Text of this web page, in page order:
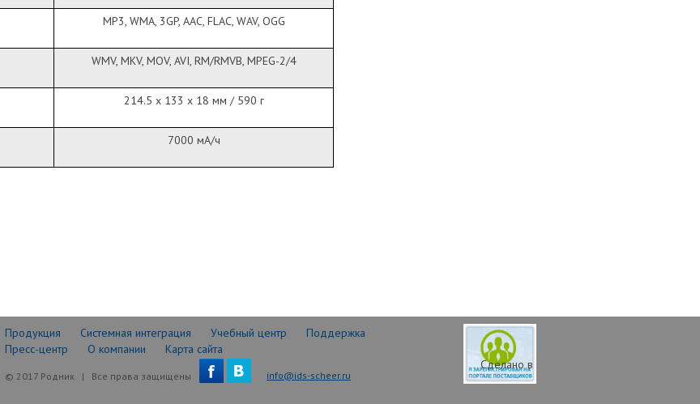
MP3, WMA, 3GP, AAC, FLAC, WAV, OGG
WMV, MKV, MOV, AVI, RM/RMVB, MPEG-2/4
214.5 х 133 х 18 мм / 590 г
7000 мА/ч
Продукция Системная интеграция Учебный центр
Поддержка
Пресс-центр
О компании Карта сайта
© 2017 Родник | Все права защищены info@ids-scheer.ru
Сделано в